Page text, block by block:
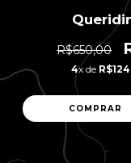
R$650,00
4x de